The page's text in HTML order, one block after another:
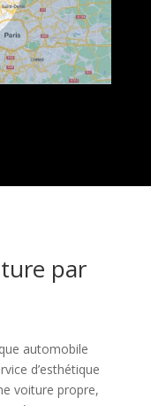
par
automobile
d’esthétique
voiture propre,